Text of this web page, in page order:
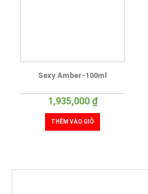
Sexy Amber-100ml
1,935,000 ₫
THÊM VÀO GIỎ